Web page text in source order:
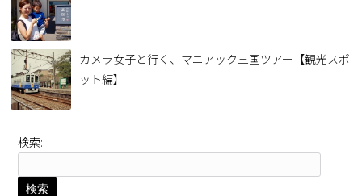
カメラ女子と行く、マニアック三国ツアー【観光スポ
ット編】
検索: